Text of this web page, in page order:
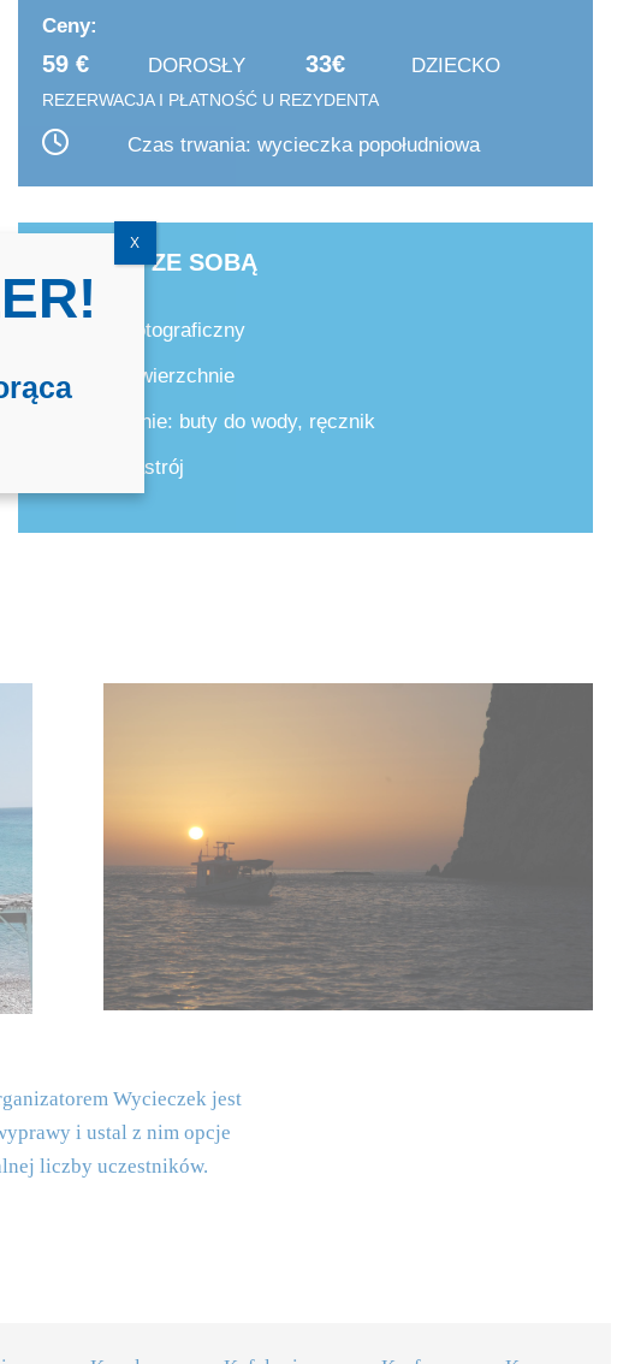
Ceny:
59 € DOROSŁY 33€ DZIECKO
REZERWACJA I PŁATNOŚĆ U REZYDENTA
Czas trwania: wycieczka popołudniowa
ZABIERZ ZE SOBĄ
aparat fotograficzny
okrycie wierzchnie
opcjonalnie: buty do wody, ręcznik
dobry nastrój
Wycieczek jest
i ustal z nim opcje
liczby uczestników.
X